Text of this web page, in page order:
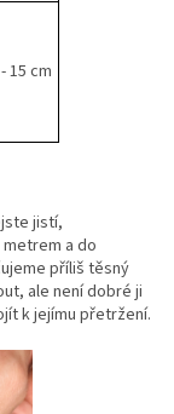
15 cm
jistí,
a do
příliš těsný
ale není dobré ji
k jejímu přetržení.